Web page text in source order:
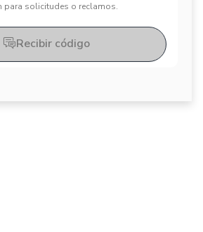
para solicitudes o reclamos.
Recibir código